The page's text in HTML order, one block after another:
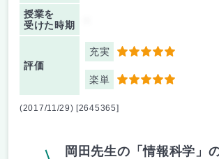
授業を
受けた時期
評価
充実 5
楽単 5
(2017/11/29) [2645365]
岡田先生の「情報科学」